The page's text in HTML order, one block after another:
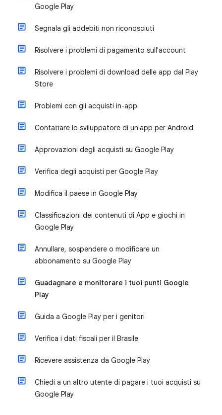
Google Play
Segnala gli addebiti non riconosciuti
Risolvere i problemi di pagamento sull'account
Risolvere i problemi di download delle app dal Play
Store
Problemi con gli acquisti in-app
Contattare lo sviluppatore di un'app per Android
Approvazioni degli acquisti su Google Play
Verifica degli acquisti per Google Play
Modifica il paese in Google Play
Classificazioni dei contenuti di App e giochi in
Google Play
Annullare, sospendere o modificare un
abbonamento su Google Play
Guadagnare e monitorare i tuoi punti Google
Play
Guida a Google Play per i genitori
Verifica i dati fiscali per il Brasile
Ricevere assistenza da Google Play
Chiedi a un altro utente di pagare i tuoi acquisti su
Google Play